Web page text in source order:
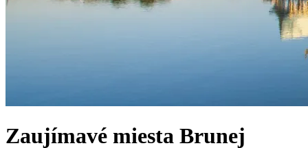
Zaujímavé miesta Brunej